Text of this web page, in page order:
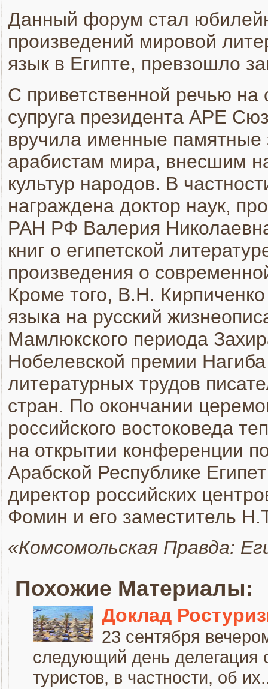
Данный форум стал
произведений мировой
язык в Египте, превзошло
С приветственной речью
супруга президента АРЕ
вручила именные
арабистам мира, внесшим
культур народов. В
награждена доктор наук,
РАН РФ Валерия
книг о египетской
произведения о
Кроме того, В.Н.
языка на русский
Мамлюкского периода
Нобелевской премии
литературных трудов
стран. По окончании
российского востоковеда
на открытии конференции
Арабской Республике
директор российских
Фомин и его заместитель
«Комсомольская Правда:
Похожие Материалы:
Доклад
23 сентября
следующий день делегация
туристов, в частности, об